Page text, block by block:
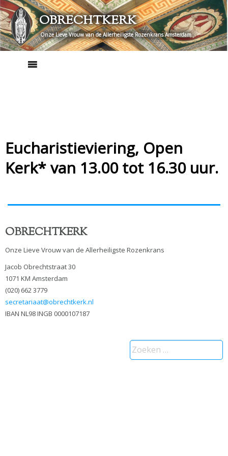
Skip
to
content
OBRECHTKERK
Onze Lieve Vrouw van de Allerheiligste Rozenkrans Amsterdam
Eucharistieviering, Open
Kerk* van 13.00 tot 16.30 uur.
OBRECHTKERK
Onze Lieve Vrouw van de Allerheiligste Rozenkrans
Jacob Obrechtstraat 30
1071 KM Amsterdam
(020) 662 3779
secretariaat@obrechtkerk.nl
IBAN NL98 INGB 0000107187
Zoeken
naar: